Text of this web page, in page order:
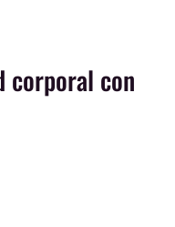
corporal con